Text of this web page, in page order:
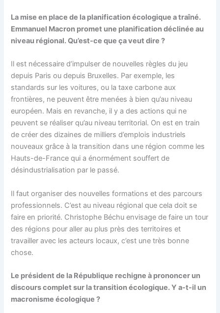
La mise en place de la planification écologique a traîné.
Emmanuel Macron promet une planification déclinée au
niveau régional. Qu’est-ce que ça veut dire ?
Il est nécessaire d’impulser de nouvelles règles du jeu
depuis Paris ou depuis Bruxelles. Par exemple, les
standards sur les voitures, ou la taxe carbone aux
frontières, ne peuvent être menées à bien qu’au niveau
européen. Mais en revanche, il y a des actions qui ne
peuvent se réaliser qu’au niveau territorial. On est en train
de créer des dizaines de milliers d’emplois industriels
nouveaux grâce à la transition dans une région comme les
Hauts-de-France qui a énormément souffert de
désindustrialisation par le passé.
Il faut organiser des nouvelles formations et des parcours
professionnels. C’est au niveau régional que cela doit se
faire en priorité. Christophe Béchu envisage de faire un tour
des régions pour aller au plus près des territoires et
travailler avec les acteurs locaux, c’est une très bonne
chose.
Le président de la République rechigne à prononcer un
discours complet sur la transition écologique. Y a-t-il un
macronisme écologique ?